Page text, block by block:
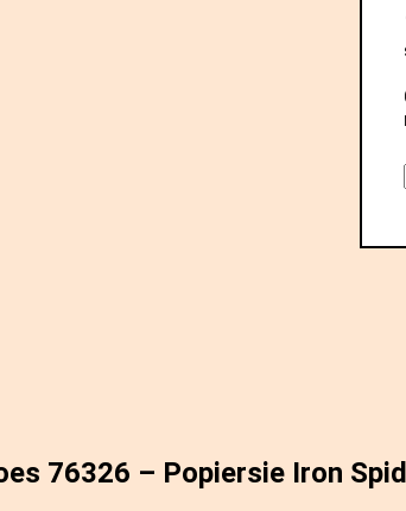
76326 – Popiersie Iron